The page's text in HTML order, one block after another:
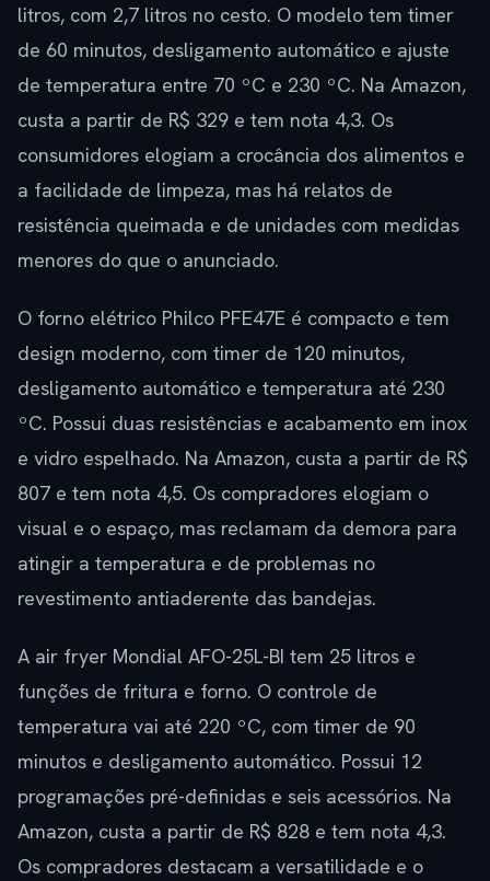
litros, com 2,7 litros no cesto. O modelo tem timer
de 60 minutos, desligamento automático e ajuste
de temperatura entre 70 ºC e 230 ºC. Na Amazon,
custa a partir de R$ 329 e tem nota 4,3. Os
consumidores elogiam a crocância dos alimentos e
a facilidade de limpeza, mas há relatos de
resistência queimada e de unidades com medidas
menores do que o anunciado.
O forno elétrico Philco PFE47E é compacto e tem
design moderno, com timer de 120 minutos,
desligamento automático e temperatura até 230
ºC. Possui duas resistências e acabamento em inox
e vidro espelhado. Na Amazon, custa a partir de R$
807 e tem nota 4,5. Os compradores elogiam o
visual e o espaço, mas reclamam da demora para
atingir a temperatura e de problemas no
revestimento antiaderente das bandejas.
A air fryer Mondial AFO-25L-BI tem 25 litros e
funções de fritura e forno. O controle de
temperatura vai até 220 ºC, com timer de 90
minutos e desligamento automático. Possui 12
programações pré-definidas e seis acessórios. Na
Amazon, custa a partir de R$ 828 e tem nota 4,3.
Os compradores destacam a versatilidade e o